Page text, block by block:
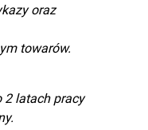
oraz
towarów.
2 latach pracy